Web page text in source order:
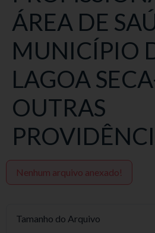
ÁREA DE
MUNICÍPIO
LAGOA
OUTRAS
Nenhum arquivo anexado!
Tamanho do Arquivo